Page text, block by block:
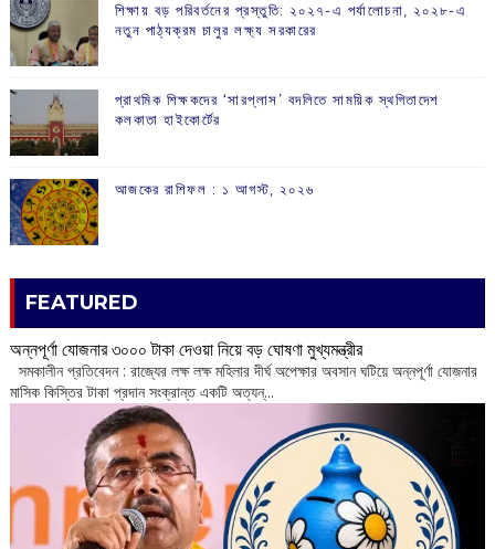
শিক্ষায় বড় পরিবর্তনের প্রস্তুতি: ২০২৭-এ পর্যালোচনা, ২০২৮-এ
নতুন পাঠ্যক্রম চালুর লক্ষ্য সরকারের
প্রাথমিক শিক্ষকদের ‘সারপ্লাস’ বদলিতে সাময়িক স্থগিতাদেশ
কলকাতা হাইকোর্টের
আজকের রাশিফল :‌ ‌‌১ আগস্ট, ২০২৬
FEATURED
অন্নপূর্ণা যোজনার ৩০০০ টাকা দেওয়া নিয়ে বড় ঘোষণা মুখ্যমন্ত্রীর
সমকালীন প্রতিবেদন : রাজ্যের লক্ষ লক্ষ মহিলার দীর্ঘ অপেক্ষার অবসান ঘটিয়ে অন্নপূর্ণা যোজনার
মাসিক কিস্তির টাকা প্রদান সংক্রান্ত একটি অত্যন্...